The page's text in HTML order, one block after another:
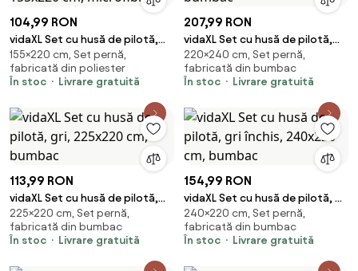
104,99 RON
vidaXL Set cu husă de pilotă,
roșu bordo, 155x220 cm,
microfibră
155×220 cm, Set pernă,
fabricată din poliester
În stoc
Livrare gratuită
207,99 RON
vidaXL Set cu husă de pilotă,
alb, 220x240 cm, bumbac
220×240 cm, Set pernă,
fabricată din bumbac
În stoc
Livrare gratuită
113,99 RON
vidaXL Set cu husă de pilotă,
gri, 225x220 cm, bumbac
225×220 cm, Set pernă,
fabricată din bumbac
În stoc
Livrare gratuită
154,99 RON
vidaXL Set cu husă de pilotă, gri
închis, 240x220 cm, bumbac
240×220 cm, Set pernă,
fabricată din bumbac
În stoc
Livrare gratuită